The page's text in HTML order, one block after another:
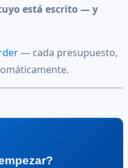
está escrito — y
— cada presupuesto,